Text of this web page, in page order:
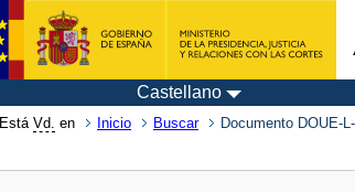
Castellano
Está Vd. en Inicio Buscar Documento DOUE-